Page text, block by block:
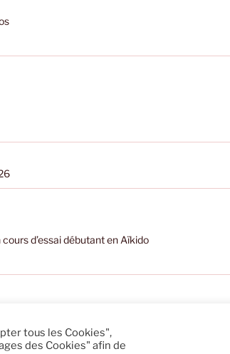
d’essai débutant en Aïkido
tous les Cookies",
des Cookies" afin de